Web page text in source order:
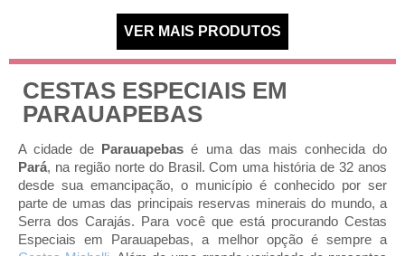
CESTAS ESPECIAIS EM
PARAUAPEBAS
A cidade de Parauapebas é uma das mais conhecida do
Par, na região norte do Brasil. Com uma história de 32 anos
desde sua emancipação, o município é conhecido por ser
parte de umas das principais reservas minerais do mundo, a
Serra dos Carajás. Para você que está procurando Cestas
Especiais em Parauapebas, a melhor opção é sempre a